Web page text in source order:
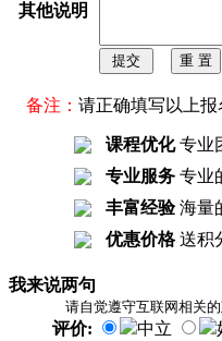
其他说明
备注： 请正确填写以上
课程优化专业
专业服务专业
丰富经验海量
优惠价格送积
我来说两句
请自觉遵守互联网相关
评价: 中立